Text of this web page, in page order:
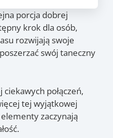
(śr.), 5.08(śr.),
porcja dobrej
krok dla osób,
rozwijają swoje
swój taneczny
połączeń,
tej wyjątkowej
zaczynają